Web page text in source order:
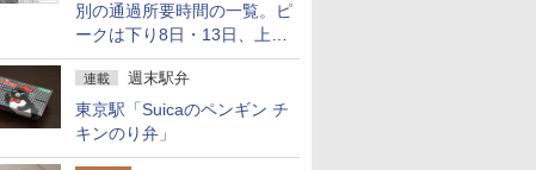
別の通過所要時間の一覧。ピ
ークは下り8日・13日、上り
14日・15日
連載 週末駅弁
東京駅「Suicaのペンギン チ
キンのり弁」